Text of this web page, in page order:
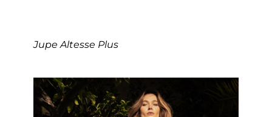
Jupe Altesse Plus